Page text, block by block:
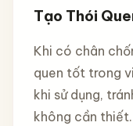
Tạo Thói
Khi có chân
quen tốt trong
khi sử dụng,
không cần thiết.